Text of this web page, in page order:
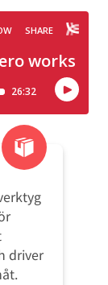
driver